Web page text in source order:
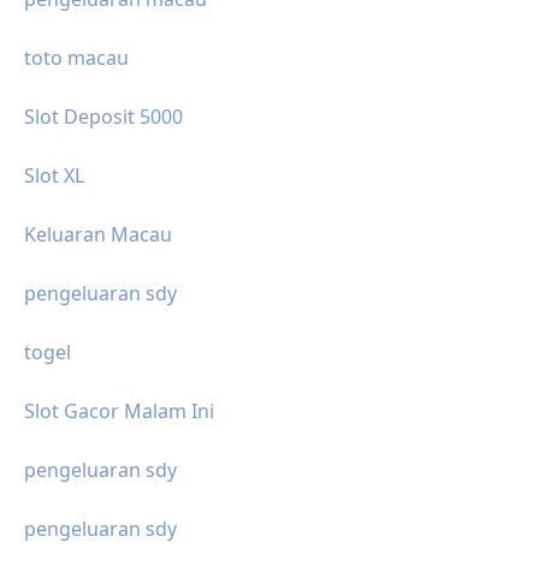
toto macau
Slot Deposit 5000
Slot XL
Keluaran Macau
pengeluaran sdy
togel
Slot Gacor Malam Ini
pengeluaran sdy
pengeluaran sdy